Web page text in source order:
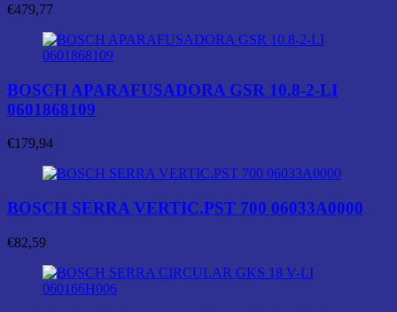
€479,77
BOSCH APARAFUSADORA GSR 10.8-2-LI
0601868109
€179,94
BOSCH SERRA VERTIC.PST 700 06033A0000
€82,59